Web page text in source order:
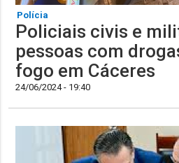
Polícia
Policiais civis e
pessoas com
fogo em Cáceres
24/06/2024 - 19:40